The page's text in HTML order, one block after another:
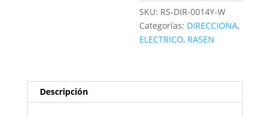
SKU: RS-DIR-0014Y-W
Categorías: DIRECCIONA,
ELECTRICO, RASEN
Descripción